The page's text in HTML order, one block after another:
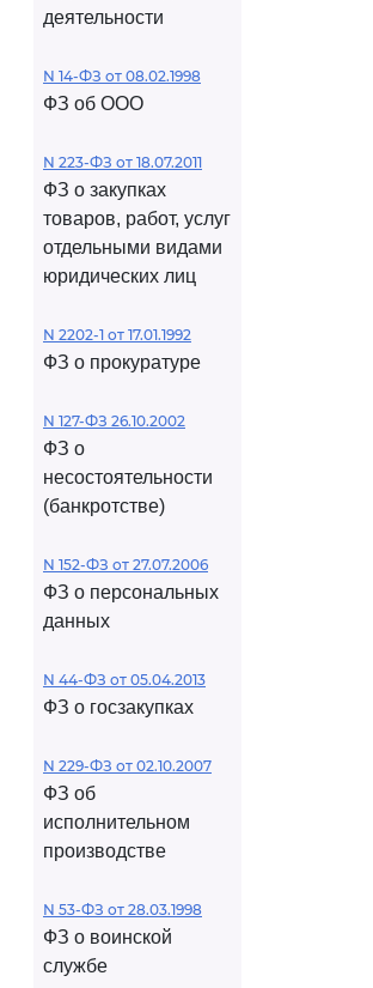
деятельности
N 14-ФЗ от 08.02.1998
ФЗ об ООО
N 223-ФЗ от 18.07.2011
ФЗ о закупках
товаров, работ, услуг
отдельными видами
юридических лиц
N 2202-1 от 17.01.1992
ФЗ о прокуратуре
N 127-ФЗ 26.10.2002
ФЗ о
несостоятельности
(банкротстве)
N 152-ФЗ от 27.07.2006
ФЗ о персональных
данных
N 44-ФЗ от 05.04.2013
ФЗ о госзакупках
N 229-ФЗ от 02.10.2007
ФЗ об
исполнительном
производстве
N 53-ФЗ от 28.03.1998
ФЗ о воинской
службе